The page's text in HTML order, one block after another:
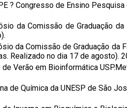
? Congresso de Ensino
da Comissão de Graduação
da Comissão de Graduação da
Realizado no dia 17 de agosto).
Verão em Bioinformática
de Química da UNESP de São